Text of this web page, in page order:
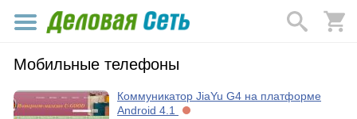
Мобильные телефоны
Коммуникатор JiaYu G4 на платформе
Android 4.1